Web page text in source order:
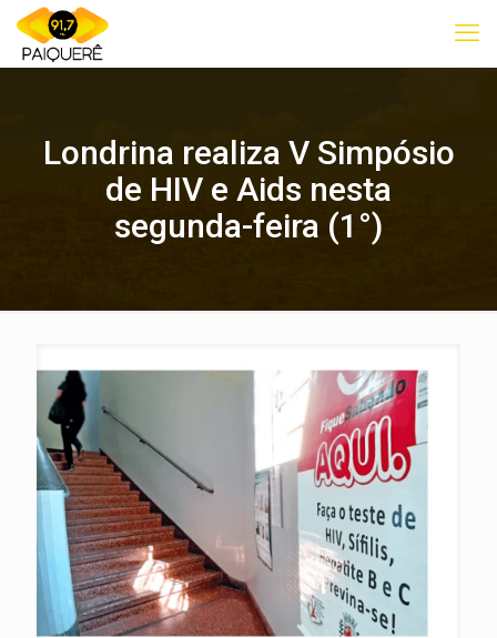
Londrina realiza V Simpósio
de HIV e Aids nesta
segunda-feira (1°)